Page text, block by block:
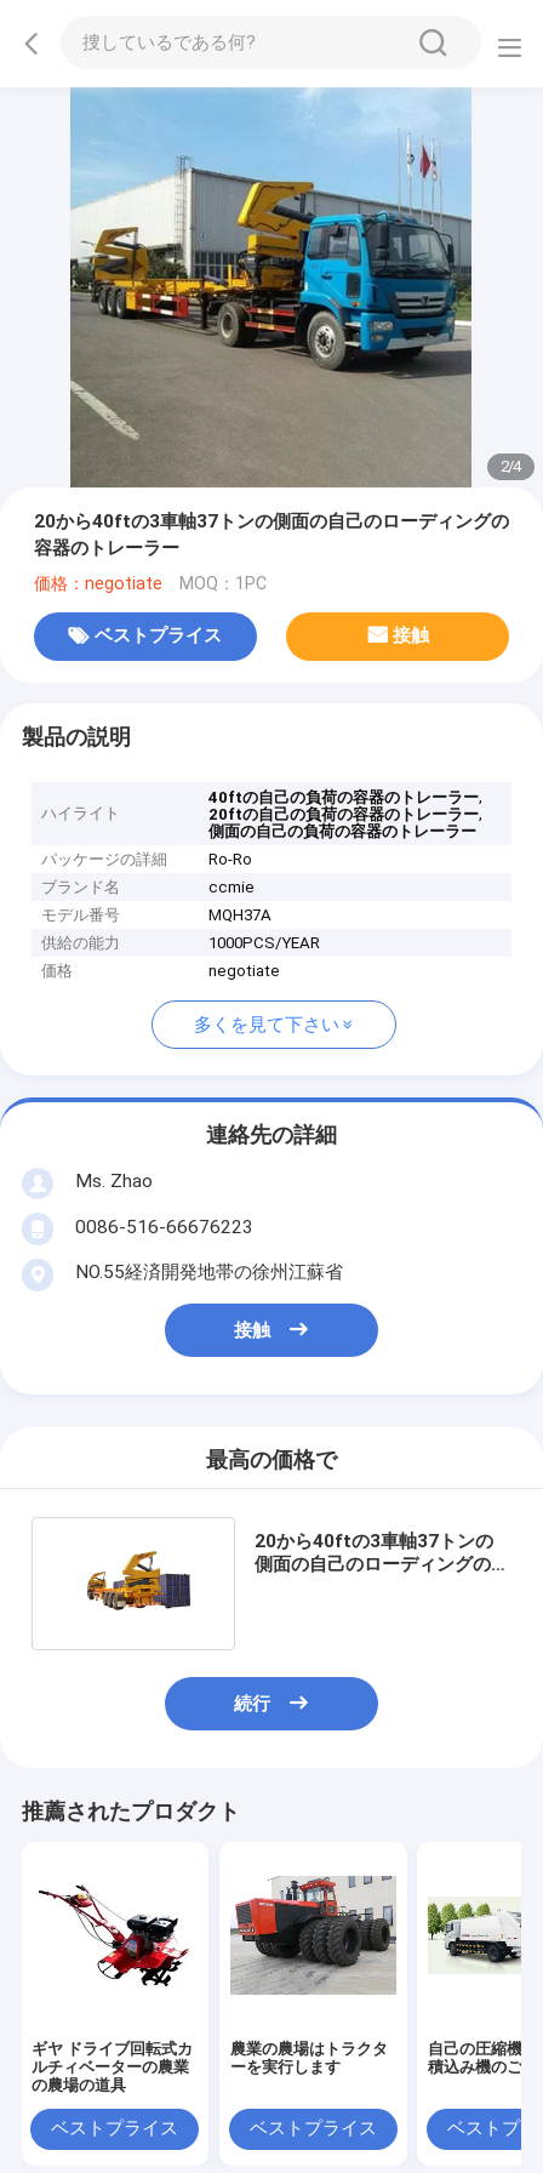
2/4
20から40ftの3車軸37トンの側面の自己のローディングの
容器のトレーラー
価格：negotiate MOQ：1PC
ベストプライス 接触
製品の説明
ハイライト
40ftの自己の負荷の容器のトレーラー,
20ftの自己の負荷の容器のトレーラー,
側面の自己の負荷の容器のトレーラー
パッケージの詳細
Ro-Ro
ブランド名
ccmie
モデル番号
MQH37A
供給の能力
1000PCS/YEAR
価格
negotiate
多くを見て下さい
連絡先の詳細
Ms. Zhao
0086-516-66676223
NO.55経済開発地帯の徐州江蘇省
接触
最高の価格で
20から40ftの3車軸37トンの
側面の自己のローディングの容
続行
推薦されたプロダクト
ギヤ ドライブ回転式カ
ルチィベーターの農業
の農場の道具
ベストプライス
農業の農場はトラクタ
ーを実行します
ベストプライス
自己の圧縮機械
積込み機のごみ
ベストプラ